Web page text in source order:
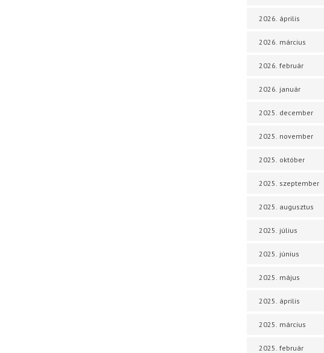
2026. április
2026. március
2026. február
2026. január
2025. december
2025. november
2025. október
2025. szeptember
2025. augusztus
2025. július
2025. június
2025. május
2025. április
2025. március
2025. február